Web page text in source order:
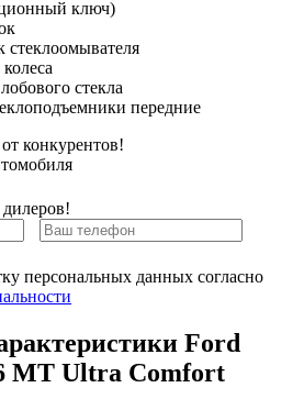
ключ)
стеклоомывателя
стекла
передние
конкурентов!
персональных данных согласно
Ford
MT Ultra Comfort